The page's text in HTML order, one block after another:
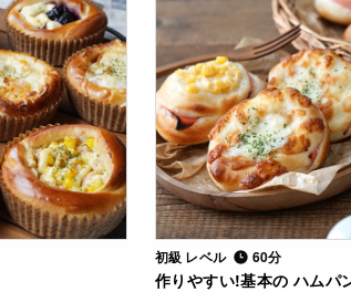
初級 レベル 60分
作りやすい!基本の ハムパ